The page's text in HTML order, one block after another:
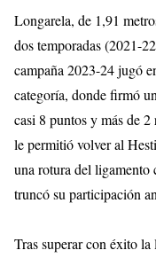
Longarela, de 1,91
dos temporadas (2021-
campaña 2023-24 jugó
categoría, donde firmó
casi 8 puntos y más de
le permitió volver al
una rotura del ligamento
truncó su participación
Tras superar con éxito